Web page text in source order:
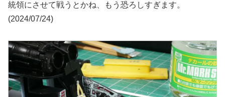
統領にさせて戦うとかね、もう恐ろしすぎます。
(2024/07/24)